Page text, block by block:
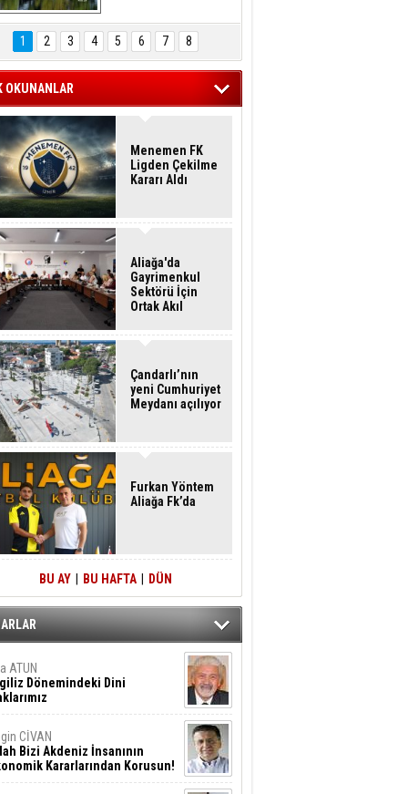
Hasan Eser'in
Objektifinden
1 2 3 4 5 6 7 8
OKUNANLAR
Menemen FK
Ligden Çekilme
Kararı Aldı
Aliağa'da
Gayrimenkul
Sektörü İçin
Ortak Akıl
Çandarlı’nın
yeni Cumhuriyet
Meydanı açılıyor
Furkan Yöntem
Aliağa Fk’da
BU AY BU HAFTA DÜN
ATUN
Dönemindeki Dini
CİVAN
Bizi Akdeniz İnsanının
Kararlarından Korusun!